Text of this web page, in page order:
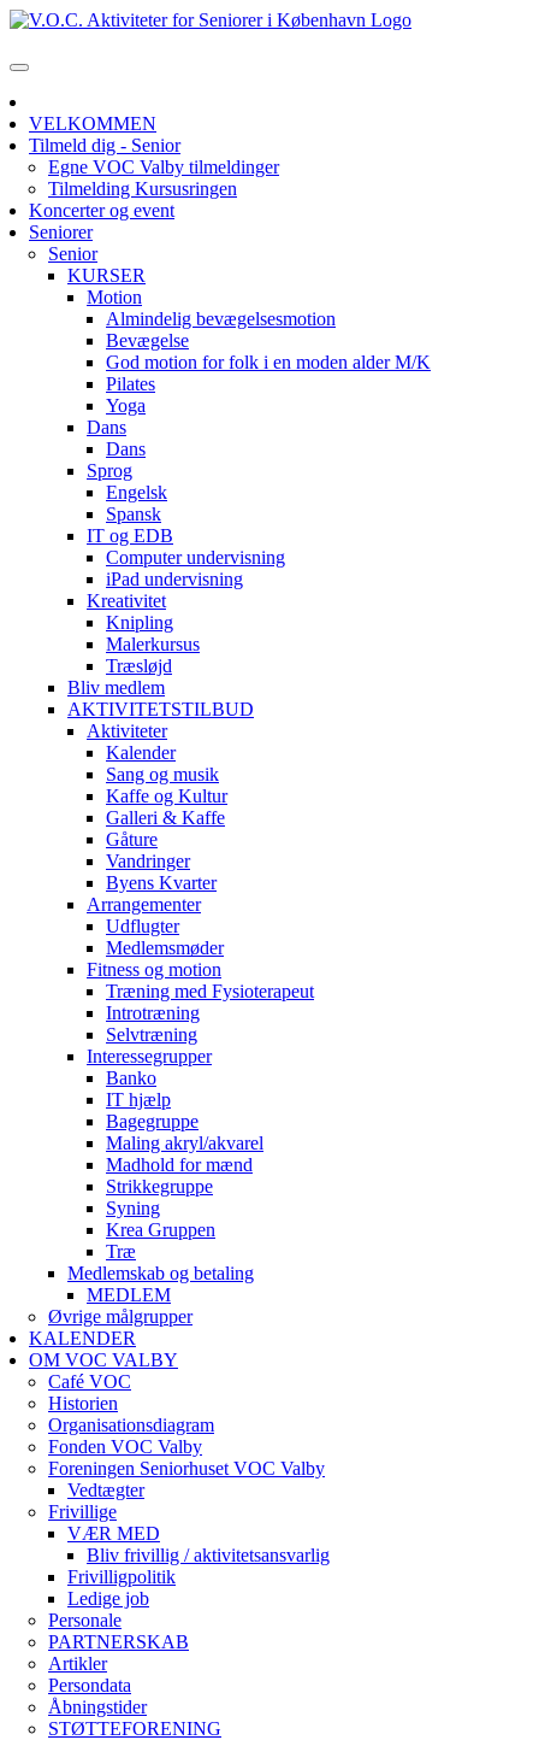
VELKOMMEN
Tilmeld dig - Senior
Egne VOC Valby tilmeldinger
Tilmelding Kursusringen
Koncerter og event
Seniorer
Senior
KURSER
Motion
Almindelig bevægelsesmotion
Bevægelse
God motion for folk i en moden alder M/K
Pilates
Yoga
Dans
Dans
Sprog
Engelsk
Spansk
IT og EDB
Computer undervisning
iPad undervisning
Kreativitet
Knipling
Malerkursus
Træsløjd
Bliv medlem
AKTIVITETSTILBUD
Aktiviteter
Kalender
Sang og musik
Kaffe og Kultur
Galleri & Kaffe
Gåture
Vandringer
Byens Kvarter
Arrangementer
Udflugter
Medlemsmøder
Fitness og motion
Træning med Fysioterapeut
Introtræning
Selvtræning
Interessegrupper
Banko
IT hjælp
Bagegruppe
Maling akryl/akvarel
Madhold for mænd
Strikkegruppe
Syning
Krea Gruppen
Træ
Medlemskab og betaling
MEDLEM
Øvrige målgrupper
KALENDER
OM VOC VALBY
Café VOC
Historien
Organisationsdiagram
Fonden VOC Valby
Foreningen Seniorhuset VOC Valby
Vedtægter
Frivillige
VÆR MED
Bliv frivillig / aktivitetsansvarlig
Frivilligpolitik
Ledige job
Personale
PARTNERSKAB
Artikler
Persondata
Åbningstider
STØTTEFORENING